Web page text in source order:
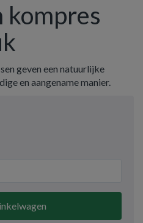
kompres
geven een natuurlijke
en aangename manier.